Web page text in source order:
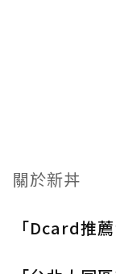
關於新丼
「Dcard推